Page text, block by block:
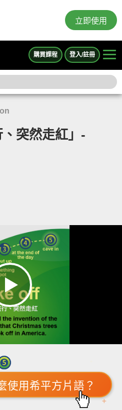
立即使用
購買課程 登入/註冊
、突然走紅」-
使用希平方片語？